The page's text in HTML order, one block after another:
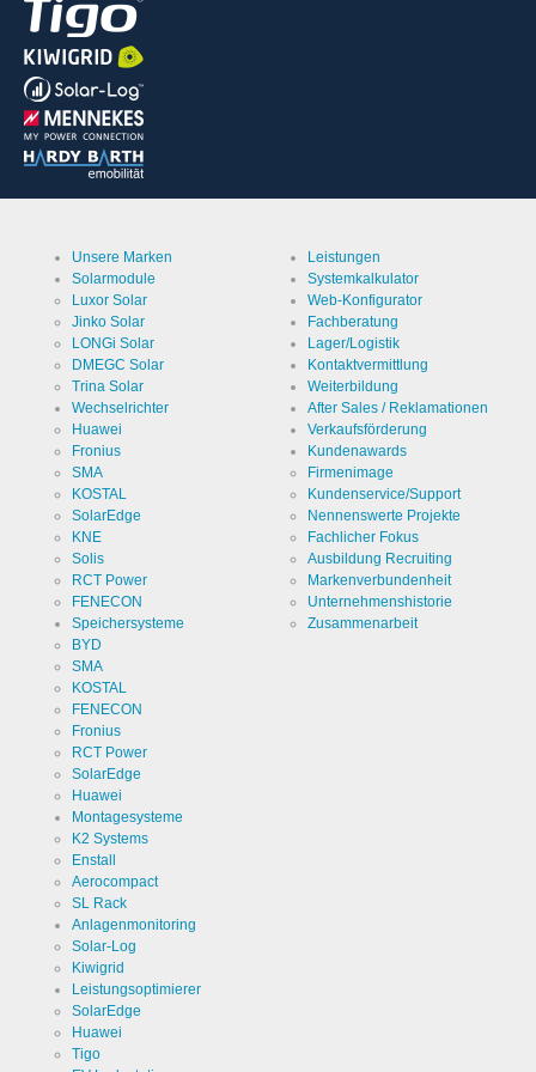
Unsere Marken
Solarmodule
Luxor Solar
Jinko Solar
LONGi Solar
DMEGC Solar
Trina Solar
Wechselrichter
Huawei
Fronius
SMA
KOSTAL
SolarEdge
KNE
Solis
RCT Power
FENECON
Speichersysteme
BYD
SMA
KOSTAL
FENECON
Fronius
RCT Power
SolarEdge
Huawei
Montagesysteme
K2 Systems
Enstall
Aerocompact
SL Rack
Anlagenmonitoring
Solar-Log
Kiwigrid
Leistungsoptimierer
SolarEdge
Huawei
Tigo
Leistungen
Systemkalkulator
Web-Konfigurator
Fachberatung
Lager/Logistik
Kontaktvermittlung
Weiterbildung
After Sales / Reklamationen
Verkaufsförderung
Kundenawards
Firmenimage
Kundenservice/Support
Nennenswerte Projekte
Fachlicher Fokus
Ausbildung Recruiting
Markenverbundenheit
Unternehmenshistorie
Zusammenarbeit